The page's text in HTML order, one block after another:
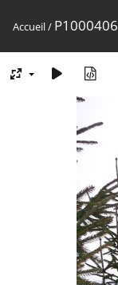
Accueil/ P1000406